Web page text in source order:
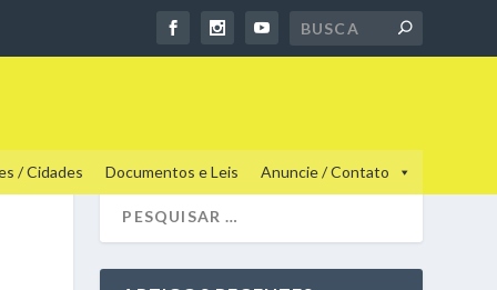
/ Cidades Documentos e Leis Anuncie / Contato